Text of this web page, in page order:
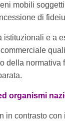
mobili
di
istituzionali e a
della
organismi
in contrasto